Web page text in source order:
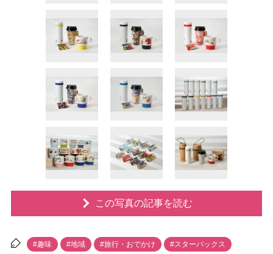
この写真の記事を読む
#趣味 #地域 #旅行・おでかけ #スターバックス